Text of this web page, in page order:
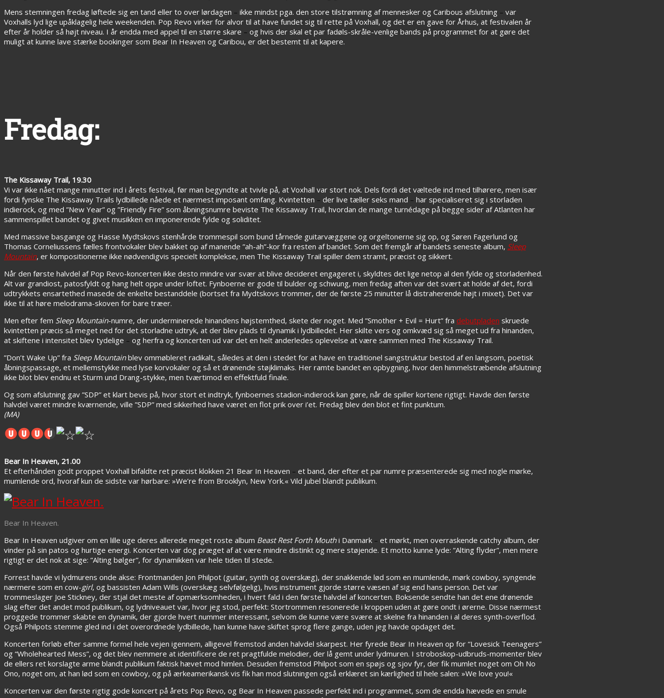
Mens stemningen fredag løftede sig en tand eller to over lørdagen – ikke mindst pga. den store tilstrømning af mennesker og Caribous afslutning – var
Voxhalls lyd lige upåklagelig hele weekenden. Pop Revo virker for alvor til at have fundet sig til rette på Voxhall, og det er en gave for Århus, at festivalen år
efter år holder så højt niveau. I år endda med appel til en større skare – og hvis der skal et par fadøls-skråle-venlige bands på programmet for at gøre det
muligt at kunne lave stærke bookinger som Bear In Heaven og Caribou, er det bestemt til at kapere.
Fredag:
The Kissaway Trail, 19.30
Vi var ikke nået mange minutter ind i årets festival, før man begyndte at tvivle på, at Voxhall var stort nok. Dels fordi det væltede ind med tilhørere, men især
fordi fynske The Kissaway Trails lydbillede nåede et nærmest imposant omfang. Kvintetten – der live tæller seks mand – har specialiseret sig i storladen
indierock, og med ”New Year” og ”Friendly Fire” som åbningsnumre beviste The Kissaway Trail, hvordan de mange turnédage på begge sider af Atlanten har
sammenspillet bandet og givet musikken en imponerende fylde og soliditet.
Med massive basgange og Hasse Mydtskovs stenhårde trommespil som bund tårnede guitarvæggene og orgeltonerne sig op, og Søren Fagerlund og
Thomas Corneliussens fælles frontvokaler blev bakket op af manende ”ah-ah”-kor fra resten af bandet. Som det fremgår af bandets seneste album, Sleep
Mountain, er kompositionerne ikke nødvendigvis specielt komplekse, men The Kissaway Trail spiller dem stramt, præcist og sikkert.
Når den første halvdel af Pop Revo-koncerten ikke desto mindre var svær at blive decideret engageret i, skyldtes det lige netop al den fylde og storladenhed.
Alt var grandiost, patosfyldt og hang helt oppe under loftet. Fynboerne er gode til bulder og schwung, men fredag aften var det svært at holde af det, fordi
udtrykkets ensartethed masede de enkelte bestanddele (bortset fra Mydtskovs trommer, der de første 25 minutter lå distraherende højt i mixet). Det var
ikke til at høre melodrama-skoven for bare træer.
Men efter fem Sleep Mountain-numre, der underminerede hinandens højstemthed, skete der noget. Med ”Smother + Evil = Hurt” fra debutpladen skruede
kvintetten præcis så meget ned for det storladne udtryk, at der blev plads til dynamik i lydbilledet. Her skilte vers og omkvæd sig så meget ud fra hinanden,
at skiftene i intensitet blev tydelige – og herfra og koncerten ud var det en helt anderledes oplevelse at være sammen med The Kissaway Trail.
”Don’t Wake Up” fra Sleep Mountainblev ommøbleret radikalt, således at den i stedet for at have en traditionel sangstruktur bestod af en langsom, poetisk
åbningspassage, et mellemstykke med lyse korvokaler og så et drønende støjklimaks. Her ramte bandet en opbygning, hvor den himmelstræbende afslutning
ikke blot blev endnu et Sturm und Drang-stykke, men tværtimod en effektfuld finale.
Og som afslutning gav ”SDP” et klart bevis på, hvor stort et indtryk, fynboernes stadion-indierock kan gøre, når de spiller kortene rigtigt. Havde den første
halvdel været mindre kværnende, ville ”SDP” med sikkerhed have været en flot prik over i’et. Fredag blev den blot et fint punktum.
(MA)
Bear In Heaven, 21.00
Et efterhånden godt proppet Voxhall bifaldte ret præcist klokken 21 Bear In Heaven – et band, der efter et par numre præsenterede sig med nogle mørke,
mumlende ord, hvoraf kun de sidste var hørbare: »We’re from Brooklyn, New York.« Vild jubel blandt publikum.
Bear In Heaven.
Bear In Heaven udgiver om en lille uge deres allerede meget roste album Beast Rest Forth Mouthi Danmark – et mørkt, men overraskende catchy album, der
vinder på sin patos og hurtige energi. Koncerten var dog præget af at være mindre distinkt og mere støjende. Et motto kunne lyde: ”Alting flyder”, men mere
rigtigt er det nok at sige: ”Alting bølger”, for dynamikken var hele tiden til stede.
Forrest havde vi lydmurens onde akse: Frontmanden Jon Philpot (guitar, synth og overskæg), der snakkende lød som en mumlende, mørk cowboy, syngende
nærmere som en cow-girl, og bassisten Adam Wills (overskæg selvfølgelig), hvis instrument gjorde større væsen af sig end hans person. Det var
trommeslager Joe Stickney, der stjal det meste af opmærksomheden, i hvert fald i den første halvdel af koncerten. Boksende sendte han det ene drønende
slag efter det andet mod publikum, og lydniveauet var, hvor jeg stod, perfekt: Stortrommen resonerede i kroppen uden at gøre ondt i ørerne. Disse nærmest
proggede trommer skabte en dynamik, der gjorde hvert nummer interessant, selvom de kunne være svære at skelne fra hinanden i al deres synth-overflod.
Også Philpots stemme gled ind i det overordnede lydbillede, han kunne have skiftet sprog flere gange, uden jeg havde opdaget det.
Koncerten forløb efter samme formel hele vejen igennem, alligevel fremstod anden halvdel skarpest. Her fyrede Bear In Heaven op for “Lovesick Teenagers”
og “Wholehearted Mess”, og det blev nemmere at identificere de ret pragtfulde melodier, der lå gemt under lydmuren. I stroboskop-udbruds-momenter blev
de ellers ret korslagte arme blandt publikum faktisk hævet mod himlen. Desuden fremstod Philpot som en spøjs og sjov fyr, der fik mumlet noget om Oh No
Ono, noget om, at han lød som en cowboy, og på ærkeamerikansk vis fik han mod slutningen også erklæret sin kærlighed til hele salen: »We love you!«
Koncerten var den første rigtig gode koncert på årets Pop Revo, og Bear In Heaven passede perfekt ind i programmet, som de endda hævede en smule